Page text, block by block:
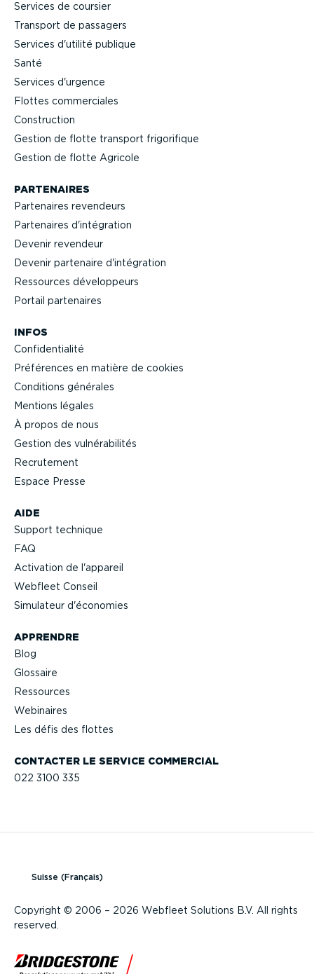
Services de coursier
Transport de passagers
Services d'utilité publique
Santé
Services d'urgence
Flottes commer­ciales
Construction
Gestion de flotte transport frigo­ri­fique
Gestion de flotte Agricole
CONTACTER LE SERVICE COMMERCIAL
022 3100 335
AIDE
Support technique
FAQ
Activation de l'appareil
Webfleet Conseil
Simulateur d'économies
APPRENDRE
Blog
Glossaire
Ressources
Webinaires
Les défis des flottes
PARTENAIRES
Partenaires revendeurs
Partenaires d'intégration
Devenir revendeur
Devenir partenaire d'intégration
Ressources dévelop­peurs
Portail partenaires
INFOS
Confi­den­tialité
Préférences en matière de cookies
Conditions générales
Mentions légales
À propos de nous
Gestion des vulné­ra­bi­lités
Recrutement
Espace Presse
Copyright © 2006 – 2026 Webfleet Solutions B.V. All rights
reserved.
Suisse (Français)